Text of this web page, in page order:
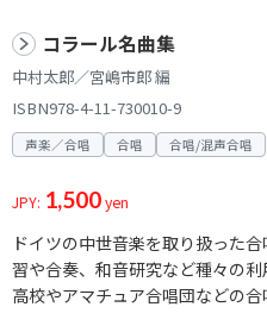
コラール名曲集
中村太郎／宮嶋市郎 編
ISBN978-4-11-730010-9
声楽／合唱 合唱 合唱/混声合唱
JPY: 1,500yen
ドイツの中世音楽を取り扱った
習や合奏、和音研究など種々の
高校やアマチュア合唱団などの合